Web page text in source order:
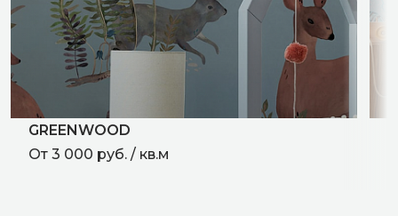
GREENWOOD
От 3 000 руб. / кв.м